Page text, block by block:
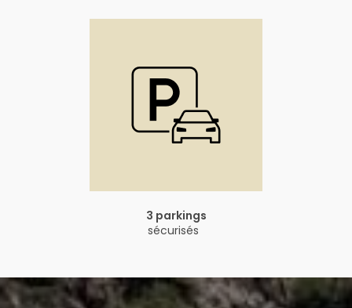
3 parkings
sécurisés